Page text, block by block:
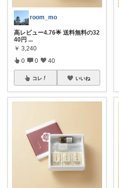
room_mo
高レビュー4.76🌟 送料無料の32
40円 ...
￥ 3,240
0 0 40
コレ いいね